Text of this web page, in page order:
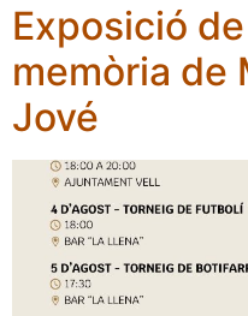
Exposició
memòria de
Jové